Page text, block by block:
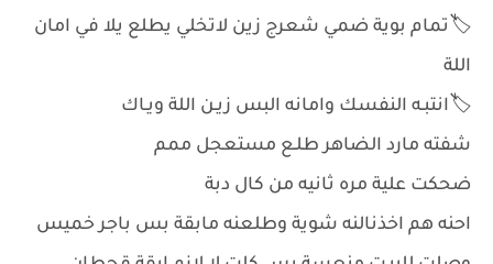
🏷️تمام بوية ضمي شعرج زين لاتخلي يطلع يلا في امان
اللة
🏷️انتبـه النفسك وامانه البس زيـن اللة ويـاك
شفته مارد الضاهر طلـع مستعجل ممم
ضحكت علية مره ثانيه من كال دبة
احنه هم اخذنالنه شوية وطلعنه مابقة بس باجر خميس